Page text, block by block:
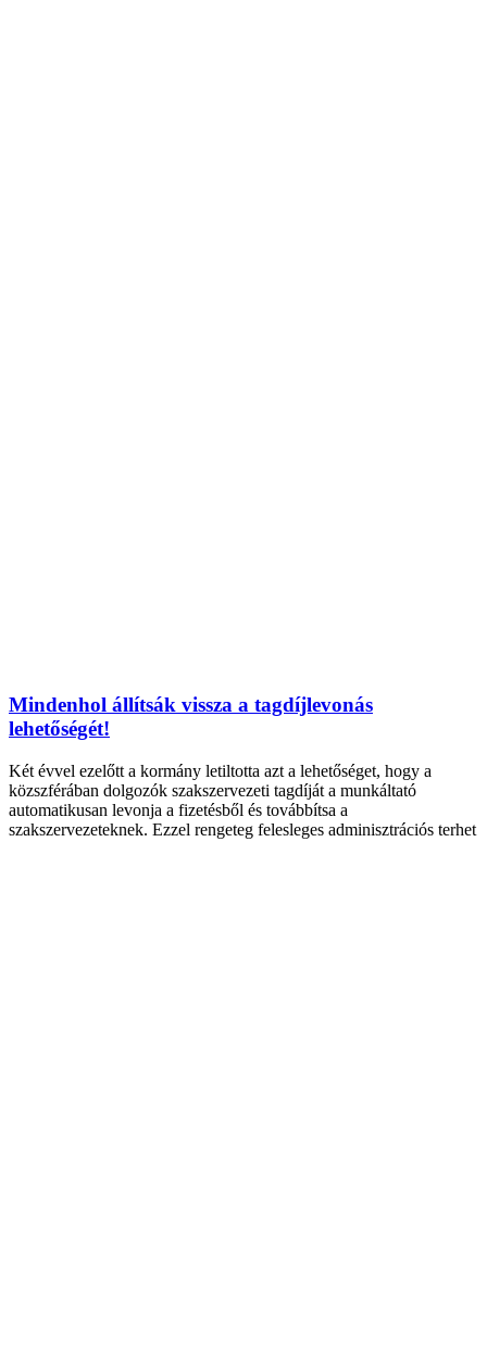
Mindenhol állítsák vissza a tagdíjlevonás
lehetőségét!
Két évvel ezelőtt a kormány letiltotta azt a lehetőséget, hogy a
közszférában dolgozók szakszervezeti tagdíját a munkáltató
automatikusan levonja a fizetésből és továbbítsa a
szakszervezeteknek. Ezzel rengeteg felesleges adminisztrációs terhet